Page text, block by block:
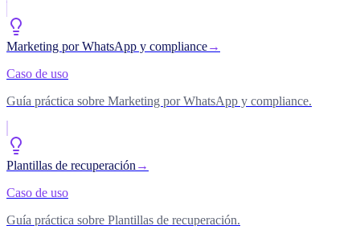
Marketing por WhatsApp y compliance→
Caso de uso
Guía práctica sobre Marketing por WhatsApp y compliance.
Plantillas de recuperación →
Caso de uso
Guía práctica sobre Plantillas de recuperación.